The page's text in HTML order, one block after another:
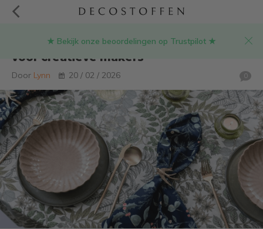
★ Bekijk onze beoordelingen op Trustpilot ★
Welke stof voor een tafelkleed? Tips
voor creatieve makers
Door Lynn 20 / 02 / 2026 0